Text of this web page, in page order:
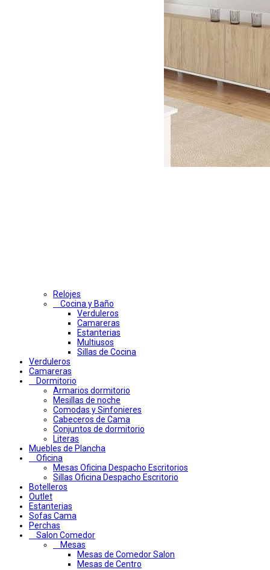
Relojes
Cocina y Baño
Verduleros
Camareras
Estanterias
Multiusos
Sillas de Cocina
Verduleros
Camareras
Dormitorio
Armarios dormitorio
Mesillas de noche
Comodas y Sinfonieres
Cabeceros de Cama
Conjuntos de dormitorio
Literas
Muebles de Plancha
Oficina
Mesas Oficina Despacho Escritorios
Sillas Oficina Despacho Escritorio
Botelleros
Outlet
Estanterias
Sofas Cama
Perchas
Salon Comedor
Mesas
Mesas de Comedor Salon
Mesas de Centro